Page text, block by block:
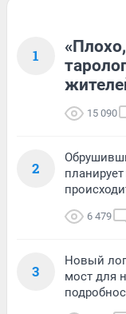
1
15 090
2
6 479
3
Новый
мост для